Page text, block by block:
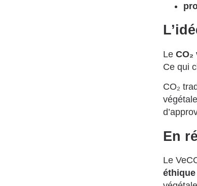
Le CO₂
Ce qui
CO₂
En
Le